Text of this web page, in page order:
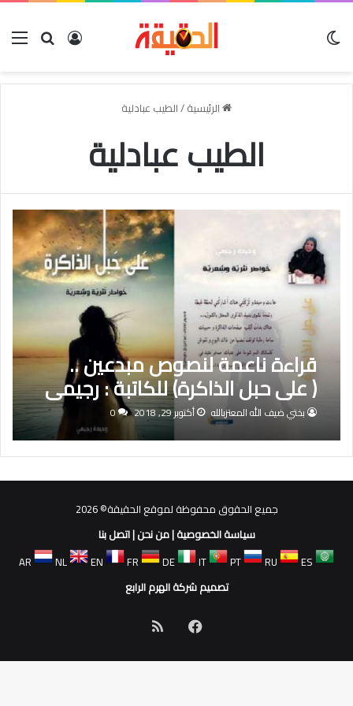
بحث عنتسجيل
الرئيسية/الطيب عبادلية
الطيب عبادلية
قراءة ناعمة لنصوص مبدعين ..
( على حبل الذاكرة) للكاتبة : رجيمي
وحيدة
بختي ضيف الله المعتزبالله أكتوبر 29, 2018 0
جميع الحقوق محفوظة لموقع الحقيقة© 2026
سياسة الخصوصية|من نحن|اتصل بنا
AR
NL EN FR DE IT PT RU
ES
تصميم شركة الهرم الرابع
فيسبوك
الموقع